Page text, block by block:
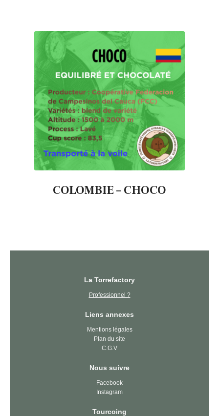
COLOMBIE – CHOCO
La Torrefactory
Professionnel ?
Liens annexes
Mentions légales
Plan du site
C.G.V
Nous suivre
Facebook
Instagram
Tourcoing